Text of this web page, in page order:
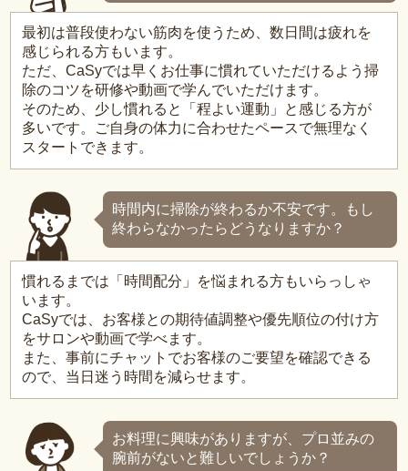
最初は普段使わない筋肉を使うため、数日間は疲れを
感じられる方もいます。
ただ、CaSyでは早くお仕事に慣れていただけるよう掃
除のコツを研修や動画で学んでいただけます。
そのため、少し慣れると「程よい運動」と感じる方が
多いです。ご自身の体力に合わせたペースで無理なく
スタートできます。
時間内に掃除が終わるか不安です。もし
終わらなかったらどうなりますか？
慣れるまでは「時間配分」を悩まれる方もいらっしゃ
います。
CaSyでは、お客様との期待値調整や優先順位の付け方
をサロンや動画で学べます。
また、事前にチャットでお客様のご要望を確認できる
ので、当日迷う時間を減らせます。
お料理に興味がありますが、プロ並みの
腕前がないと難しいでしょうか？